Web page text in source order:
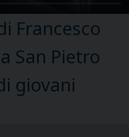
Francesco
San Pietro
giovani